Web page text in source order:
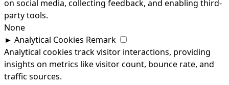
on social media, collecting feedback, and enabling third-
party tools.
None
► Analytical Cookies Remark
Analytical cookies track visitor interactions, providing
insights on metrics like visitor count, bounce rate, and
traffic sources.